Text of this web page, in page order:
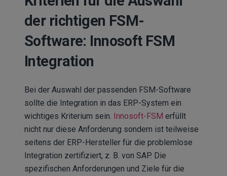
der richtigen FSM-
Software: Innosoft FSM
Integration
Bei der Auswahl der passenden FSM-Software
sollte die Integration in das ERP-System ein
wichtiges Kriterium sein. Innosoft-FSM erfüllt
nicht nur diese Anforderung sondern ist teilweise
seitens der ERP-Hersteller für die problemlose
Integration zertifiziert, z. B. von SAP. Die
spezifischen Anforderungen und Ziele für die